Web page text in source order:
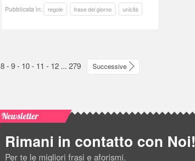
Pubblicata in: regole frase del giorno unicità
8-9- 10- 11 - 12 ... 279 Successive
Newsletter
Rimani in contatto con Noi!
Per te le migliori frasi e aforismi.